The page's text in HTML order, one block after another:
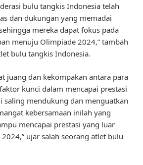
bulu tangkis Indonesia telah
dan dukungan yang memadai
mereka dapat fokus pada
menuju Olimpiade 2024,” tambah
bulu tangkis Indonesia.
juang dan kekompakan antara para
kunci dalam mencapai prestasi
saling mendukung dan menguatkan
kebersamaan inilah yang
mencapai prestasi yang luar
ujar salah seorang atlet bulu